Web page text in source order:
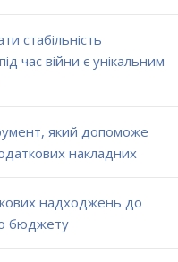
стабільність
час війни є унікальним
який допоможе
накладних
надходжень до
бюджету